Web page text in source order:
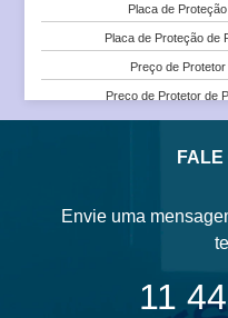
Onde Comprar Protetor de
Placa de
Placa de Proteção de
Preço de Protetor
Placa de
Placa de Proteção de
Preço de
Preço de Protetor de
Preço de
Protetor de
Protetor de Parede Tipo
Venda e Instalação de
Venda e Instalação de
Envie uma
11